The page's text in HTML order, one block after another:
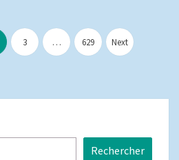
Pagination
des
publications
3 … 629 Next
Rechercher